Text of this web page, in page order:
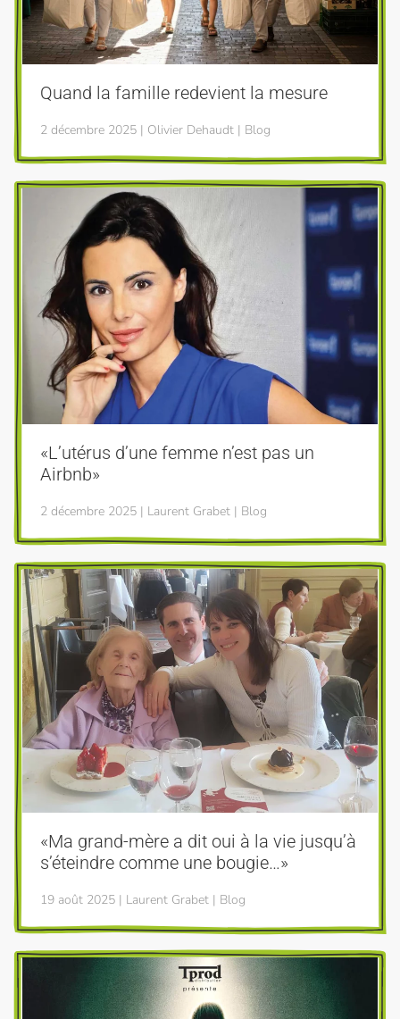
Quand la famille redevient la mesure
2 décembre 2025 | Olivier Dehaudt | Blog
«L’utérus d’une femme n’est pas un
Airbnb»
2 décembre 2025 | Laurent Grabet | Blog
«Ma grand-mère a dit oui à la vie jusqu’à
s’éteindre comme une bougie…»
19 août 2025 | Laurent Grabet | Blog